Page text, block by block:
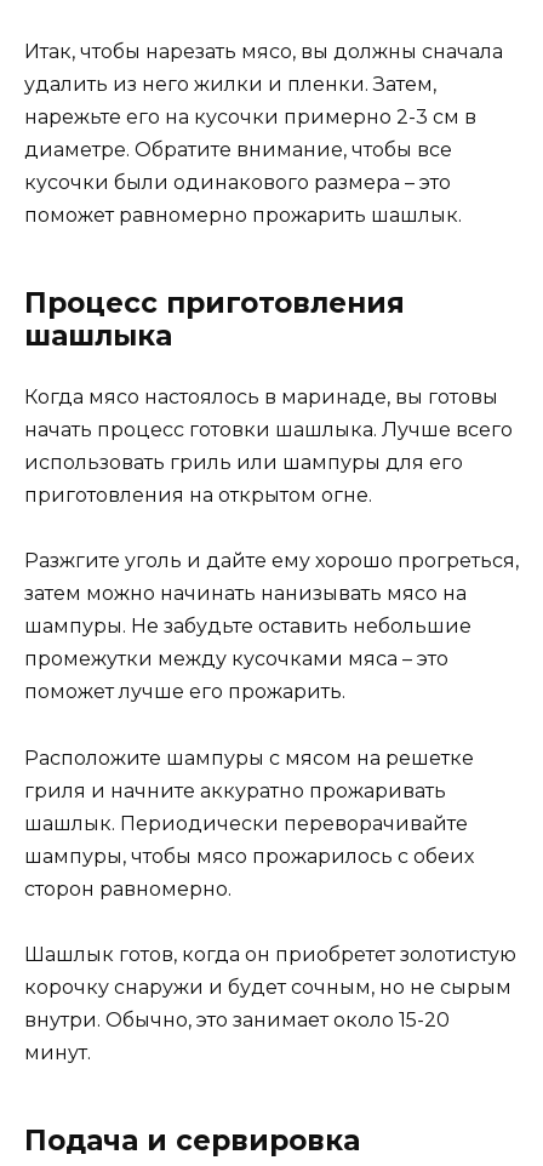
Итак, чтобы нарезать мясо, вы должны сначала
удалить из него жилки и пленки. Затем,
нарежьте его на кусочки примерно 2-3 см в
диаметре. Обратите внимание, чтобы все
кусочки были одинакового размера – это
поможет равномерно прожарить шашлык.
Процесс приготовления
шашлыка
Когда мясо настоялось в маринаде, вы готовы
начать процесс готовки шашлыка. Лучше всего
использовать гриль или шампуры для его
приготовления на открытом огне.
Разжгите уголь и дайте ему хорошо прогреться,
затем можно начинать нанизывать мясо на
шампуры. Не забудьте оставить небольшие
промежутки между кусочками мяса – это
поможет лучше его прожарить.
Расположите шампуры с мясом на решетке
гриля и начните аккуратно прожаривать
шашлык. Периодически переворачивайте
шампуры, чтобы мясо прожарилось с обеих
сторон равномерно.
Шашлык готов, когда он приобретет золотистую
корочку снаружи и будет сочным, но не сырым
внутри. Обычно, это занимает около 15-20
минут.
Подача и сервировка